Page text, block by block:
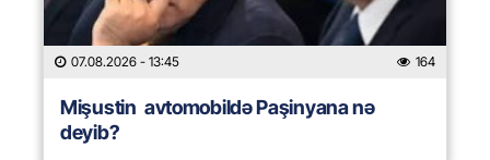
07.08.2026 - 13:45 164
Mişustin avtomobildə Paşinyana nə
deyib?